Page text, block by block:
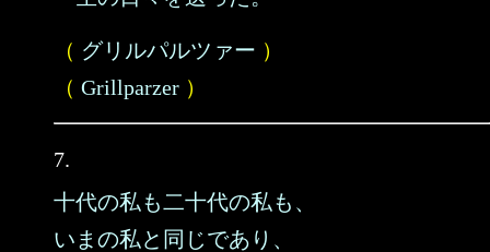
（ グリルパルツァー ）
（ Grillparzer ）
7.
十代の私も二十代の私も、
いまの私と同じであり、